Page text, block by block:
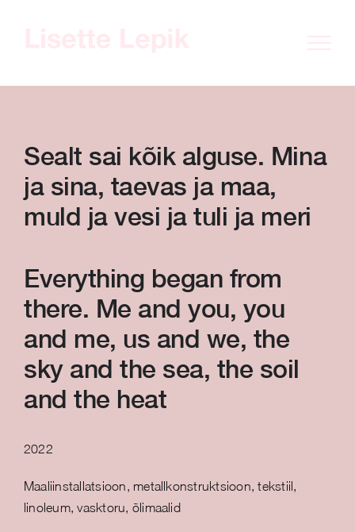
Sealt sai kõik alguse. Mina
ja sina, taevas ja maa,
muld ja vesi ja tuli ja meri
Everything began from
there. Me and you, you
and me, us and we, the
sky and the sea, the soil
and the heat
2022
Maaliinstallatsioon, metallkonstruktsioon, tekstiil,
linoleum, vasktoru, õlimaalid